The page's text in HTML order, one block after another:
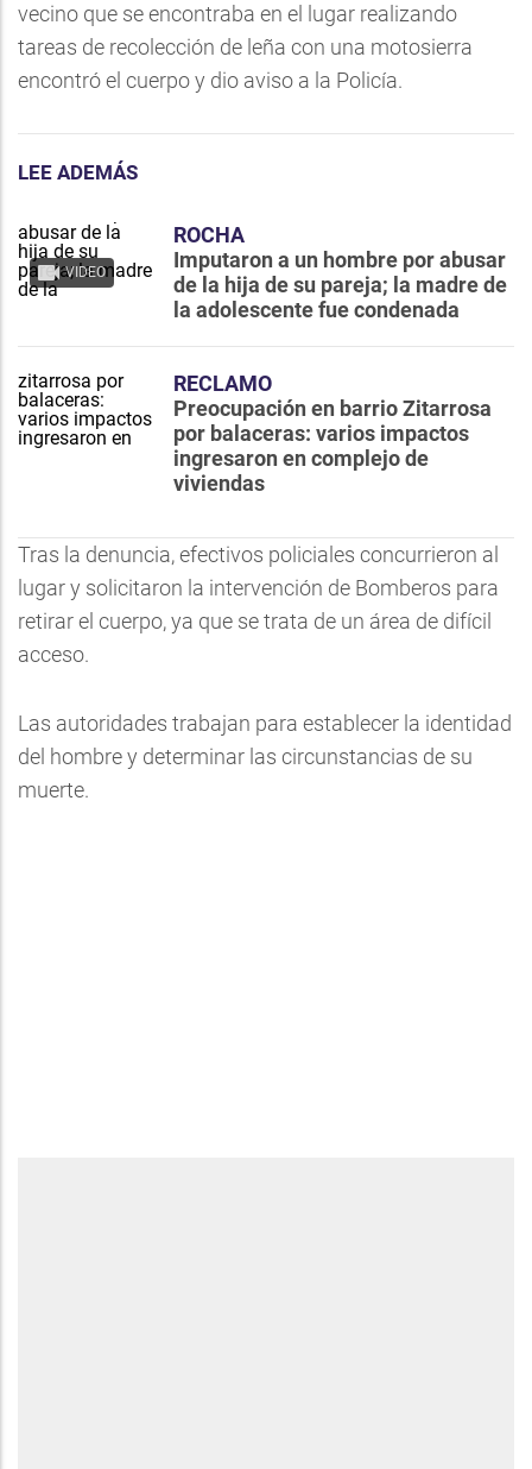
vecino que se encontraba en el lugar realizando
tareas de recolección de leña con una motosierra
encontró el cuerpo y dio aviso a la Policía.
LEE ADEMÁS
VIDEO
ROCHA
Imputaron a un hombre por abusar
de la hija de su pareja; la madre de
la adolescente fue condenada
RECLAMO
Preocupación en barrio Zitarrosa
por balaceras: varios impactos
ingresaron en complejo de
viviendas
Tras la denuncia, efectivos policiales concurrieron al
lugar y solicitaron la intervención de Bomberos para
retirar el cuerpo, ya que se trata de un área de difícil
acceso.
Las autoridades trabajan para establecer la identidad
del hombre y determinar las circunstancias de su
muerte.